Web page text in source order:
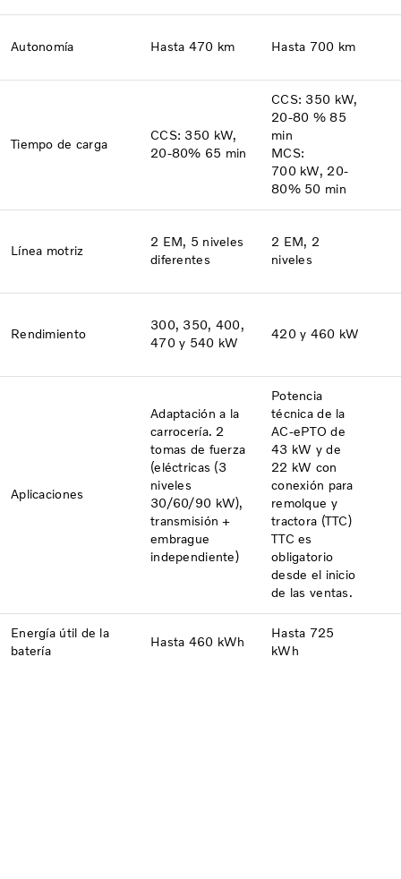
Autonomía Hasta 470 km Hasta 700 km
Tiempo de carga
CCS: 350 kW,
20-80% 65 min
CCS: 350 kW,
20-80 % 85
min
MCS:
700 kW, 20-
80% 50 min​
Línea motriz
2 EM, 5 niveles
diferentes
2 EM, 2
niveles
Rendimiento
300, 350, 400,
470 y 540 kW
420 y 460 kW
Aplicaciones
Adaptación a la
carrocería. 2
tomas de fuerza
(eléctricas (3
niveles
30/60/90 kW),
transmisión +
embrague
independiente)
Potencia
técnica de la
AC-ePTO de
43 kW y de
22 kW con
conexión para
remolque y
tractora (TTC)
TTC es
obligatorio
desde el inicio
de las ventas.
Energía útil de la
batería
Hasta 460 kWh
Hasta 725
kWh